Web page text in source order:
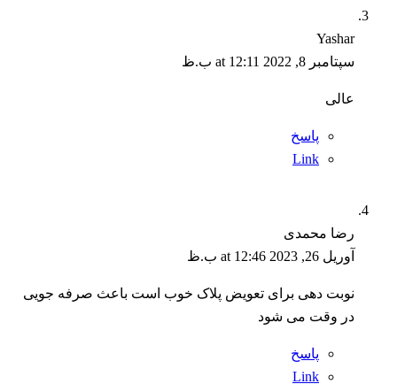
Yashar
سپتامبر 8, 2022 at 12:11 ب.ظ
عالی
پاسخ
Link
رضا محمدی
آوریل 26, 2023 at 12:46 ب.ظ
نوبت دهی برای تعویض پلاک خوب است باعث صرفه جویی
در وقت می شود
پاسخ
Link